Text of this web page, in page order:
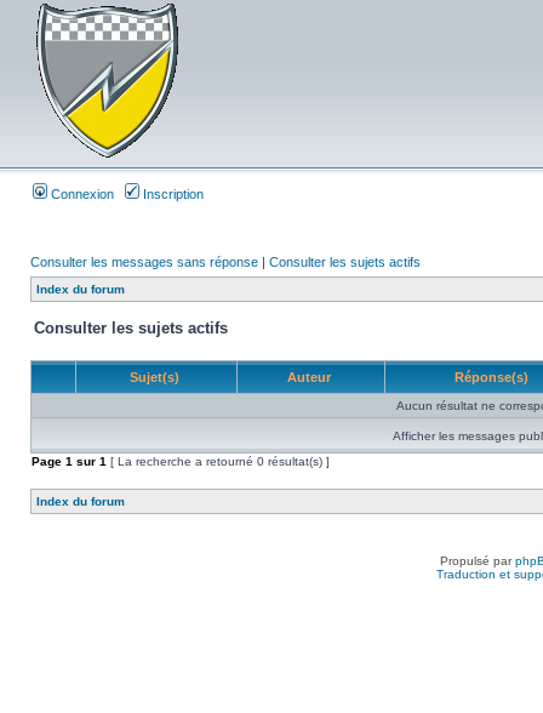
Connexion Inscription
Consulter les messages sans réponse | Consulter les sujets actifs
Index du forum
Consulter les sujets actifs
Sujet(s) Auteur Réponse(s)
Aucun résultat ne
Afficher les messages
Page 1 sur 1 [ La recherche a retourné 0 résultat(s) ]
Index du forum
Propulsé par
Traduction et